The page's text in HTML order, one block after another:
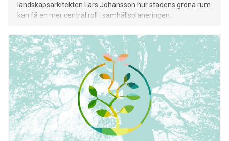
landskapsarkitekten Lars Johansson hur stadens gröna rum
kan få en mer central roll i samhällsplaneringen.